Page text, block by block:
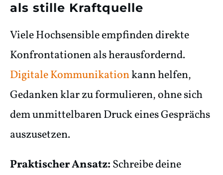
als stille Kraftquelle
Viele Hochsensible empfinden direkte
Konfrontationen als herausfordernd.
Digitale Kommunikationkann helfen,
Gedanken klar zu formulieren, ohne sich
dem unmittelbaren Druck eines Gesprächs
auszusetzen.
Praktischer Ansatz:Schreibe deine